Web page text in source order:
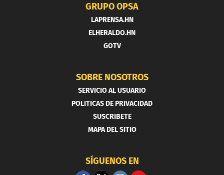
GRUPO OPSA
LAPRENSA.HN
ELHERALDO.HN
GOTV
SOBRE NOSOTROS
SERVICIO AL USUARIO
POLITICAS DE PRIVACIDAD
SUSCRIBETE
MAPA DEL SITIO
SÍGUENOS EN